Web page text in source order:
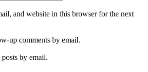
and website in this browser for the next
up comments by email.
by email.